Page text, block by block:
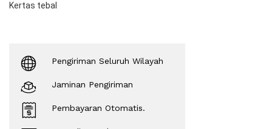
Kertas tebal
Pengiriman Seluruh Wilayah
Jaminan Pengiriman
Pembayaran Otomatis.